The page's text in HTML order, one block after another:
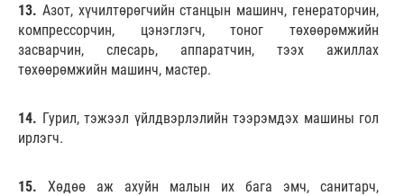
13. Азот, хүчилтөрөгчийн станцын машинч, генераторчин,
компрессорчин, цэнэглэгч, тоног төхөөрөмжийн
засварчин, слесарь, аппаратчин, тээх ажиллах
төхөөрөмжийн машинч, мастер.
14. Гурил, тэжээл үйлдвэрлэлийн тээрэмдэх машины гол
ирлэгч.
15. Хөдөө аж ахуйн малын их бага эмч, санитарч,